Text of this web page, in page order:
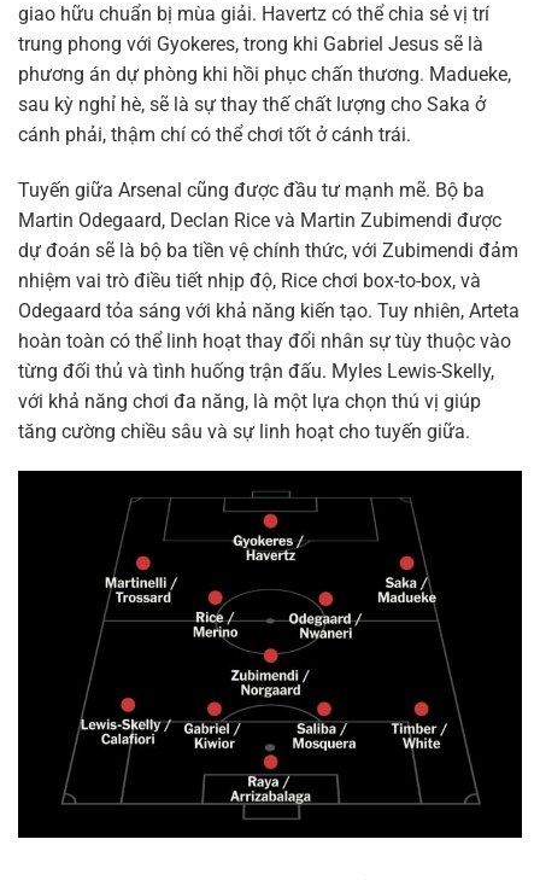
giao hữu chuẩn bị mùa giải. Havertz có thể chia sẻ vị trí
trung phong với Gyokeres, trong khi Gabriel Jesus sẽ là
phương án dự phòng khi hồi phục chấn thương. Madueke,
sau kỳ nghỉ hè, sẽ là sự thay thế chất lượng cho Saka ở
cánh phải, thậm chí có thể chơi tốt ở cánh trái.
Tuyến giữa Arsenal cũng được đầu tư mạnh mẽ. Bộ ba
Martin Odegaard, Declan Rice và Martin Zubimendi được
dự đoán sẽ là bộ ba tiền vệ chính thức, với Zubimendi đảm
nhiệm vai trò điều tiết nhịp độ, Rice chơi box-to-box, và
Odegaard tỏa sáng với khả năng kiến tạo. Tuy nhiên, Arteta
hoàn toàn có thể linh hoạt thay đổi nhân sự tùy thuộc vào
từng đối thủ và tình huống trận đấu. Myles Lewis-Skelly,
với khả năng chơi đa năng, là một lựa chọn thú vị giúp
tăng cường chiều sâu và sự linh hoạt cho tuyến giữa.